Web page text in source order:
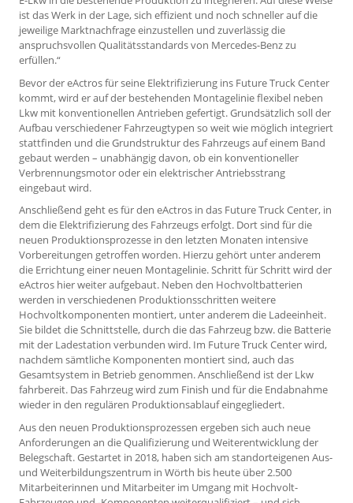
ist das Werk in der Lage, sich effizient und noch schneller auf die
jeweilige Marktnachfrage einzustellen und zuverlässig die
anspruchsvollen Qualitätsstandards von Mercedes-Benz zu
erfüllen.“
Bevor der eActros für seine Elektrifizierung ins Future Truck Center
kommt, wird er auf der bestehenden Montagelinie flexibel neben
Lkw mit konventionellen Antrieben gefertigt. Grundsätzlich soll der
Aufbau verschiedener Fahrzeugtypen so weit wie möglich integriert
stattfinden und die Grundstruktur des Fahrzeugs auf einem Band
gebaut werden – unabhängig davon, ob ein konventioneller
Verbrennungsmotor oder ein elektrischer Antriebsstrang
eingebaut wird.
Anschließend geht es für den eActros in das Future Truck Center, in
dem die Elektrifizierung des Fahrzeugs erfolgt. Dort sind für die
neuen Produktionsprozesse in den letzten Monaten intensive
Vorbereitungen getroffen worden. Hierzu gehört unter anderem
die Errichtung einer neuen Montagelinie. Schritt für Schritt wird der
eActros hier weiter aufgebaut. Neben den Hochvoltbatterien
werden in verschiedenen Produktionsschritten weitere
Hochvoltkomponenten montiert, unter anderem die Ladeeinheit.
Sie bildet die Schnittstelle, durch die das Fahrzeug bzw. die Batterie
mit der Ladestation verbunden wird. Im Future Truck Center wird,
nachdem sämtliche Komponenten montiert sind, auch das
Gesamtsystem in Betrieb genommen. Anschließend ist der Lkw
fahrbereit. Das Fahrzeug wird zum Finish und für die Endabnahme
wieder in den regulären Produktionsablauf eingegliedert.
Aus den neuen Produktionsprozessen ergeben sich auch neue
Anforderungen an die Qualifizierung und Weiterentwicklung der
Belegschaft. Gestartet in 2018, haben sich am standorteigenen Aus-
und Weiterbildungszentrum in Wörth bis heute über 2.500
Mitarbeiterinnen und Mitarbeiter im Umgang mit Hochvolt-